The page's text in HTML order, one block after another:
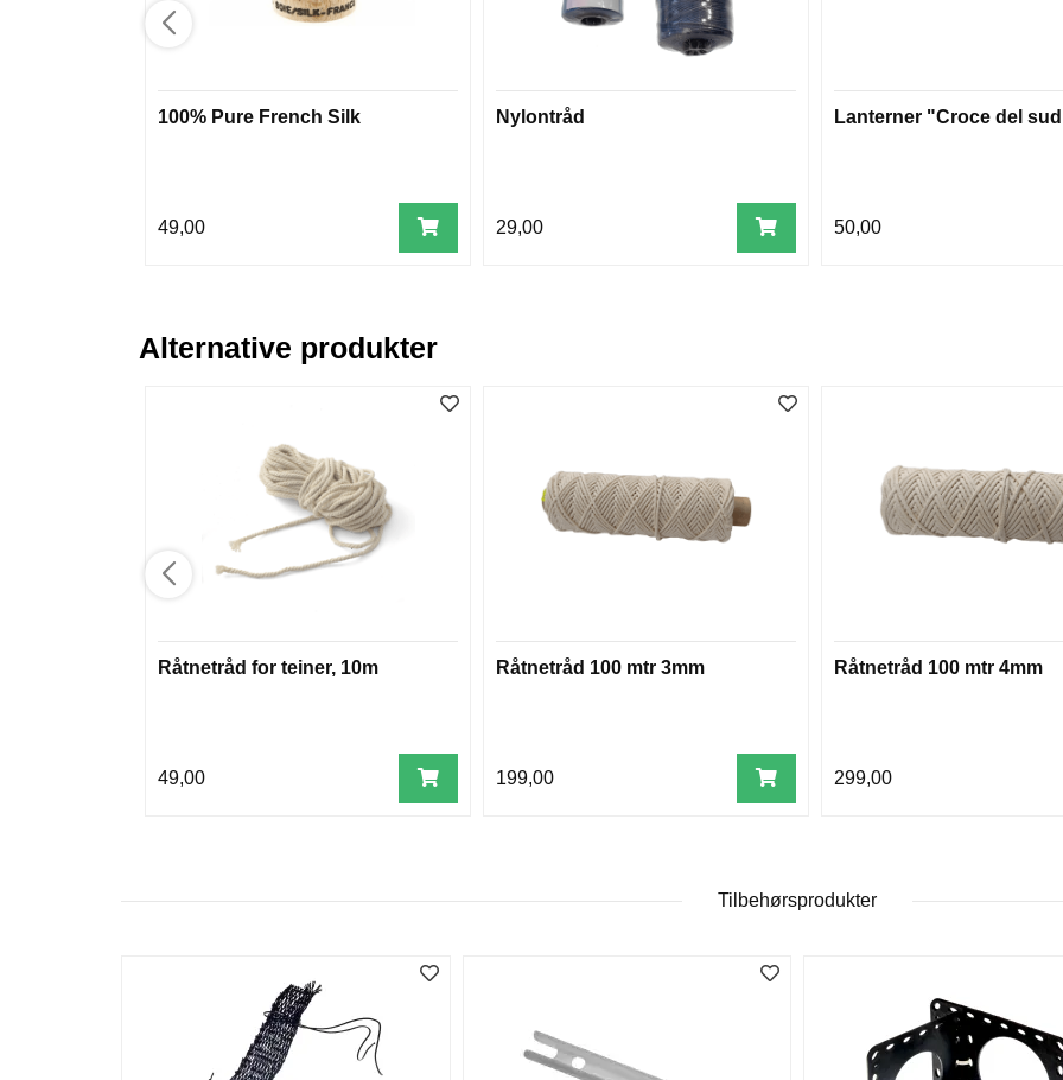
100% Pure French Silk
49,00
Nylontråd
29,00
Lanterner "Croce del
50,00
Alternative produkter
Råtnetråd for teiner, 10m
49,00
Råtnetråd 100 mtr 3mm
199,00
Råtnetråd 100 mtr 4mm
299,00
Tilbehørsprodukter